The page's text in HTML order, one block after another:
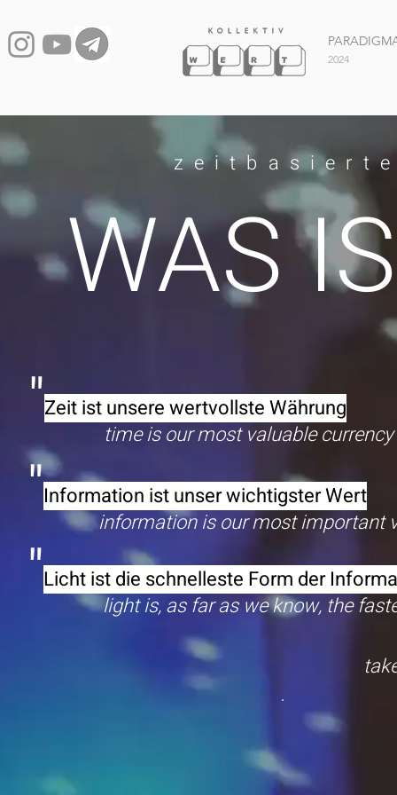
2024
WAS
"Zeit ist unsere wertvollste Währung
time is our most valuable currency
"Information ist unser wichtigster Wert
information is our most important
"Licht ist die schnelleste Form der
light is, as far as we know, the